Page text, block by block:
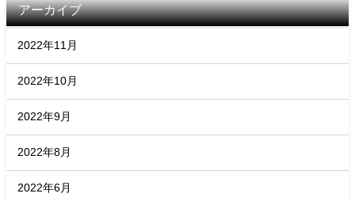
アーカイブ
2022年11月
2022年10月
2022年9月
2022年8月
2022年6月